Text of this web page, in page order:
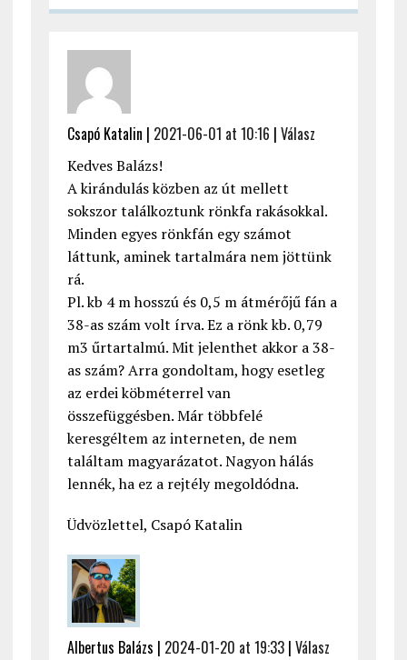
Csapó Katalin | 2021-06-01 at 10:16 | Válasz
Kedves Balázs!
A kirándulás közben az út mellett
sokszor találkoztunk rönkfa rakásokkal.
Minden egyes rönkfán egy számot
láttunk, aminek tartalmára nem jöttünk
rá.
Pl. kb 4 m hosszú és 0,5 m átmérőjű fán a
38-as szám volt írva. Ez a rönk kb. 0,79
m3 űrtartalmú. Mit jelenthet akkor a 38-
as szám? Arra gondoltam, hogy esetleg
az erdei köbméterrel van
összefüggésben. Már többfelé
keresgéltem az interneten, de nem
találtam magyarázatot. Nagyon hálás
lennék, ha ez a rejtély megoldódna.
Üdvözlettel, Csapó Katalin
Albertus Balázs | 2024-01-20 at 19:33| Válasz